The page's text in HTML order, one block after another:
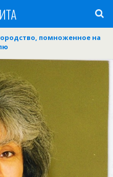
помноженное на